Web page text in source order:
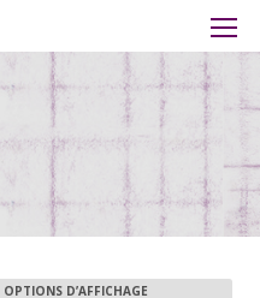
OPTIONS D’AFFICHAGE